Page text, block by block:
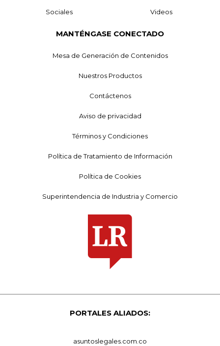
Sociales Videos
MANTÉNGASE CONECTADO
Mesa de Generación de Contenidos
Nuestros Productos
Contáctenos
Aviso de privacidad
Términos y Condiciones
Política de Tratamiento de Información
Política de Cookies
Superintendencia de Industria y Comercio
PORTALES ALIADOS:
asuntoslegales.com.co